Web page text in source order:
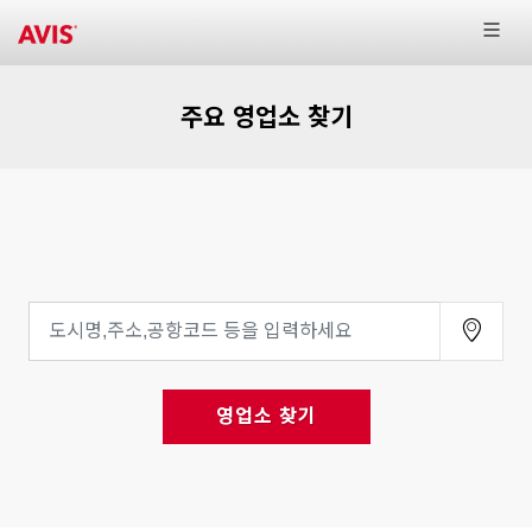
주요 영업소 찾기
영업소 찾기